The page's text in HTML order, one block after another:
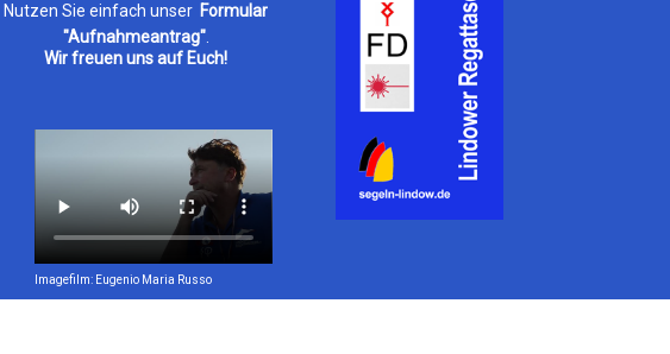
Nutzen Sie einfach unser Formular
"Aufnahmeantrag".
Wir freuen uns auf Euch!
Imagefilm: Eugenio Maria Russo